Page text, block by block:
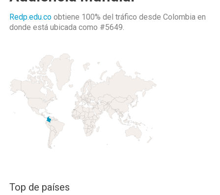
Redp.edu.co obtiene 100% del tráfico desde Colombia en
donde está ubicada como #5649.
Top de países